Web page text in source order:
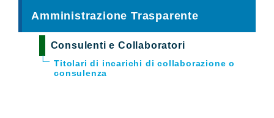
Amministrazione Trasparente
Consulenti e Collaboratori
Titolari di incarichi di collaborazione o
consulenza